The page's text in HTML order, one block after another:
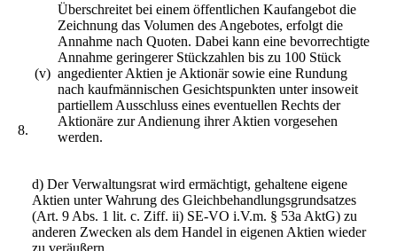
8.
(v)
Überschreitet bei einem öffentlichen Kaufangebot die
Zeichnung das Volumen des Angebotes, erfolgt die
Annahme nach Quoten. Dabei kann eine bevorrechtigte
Annahme geringerer Stückzahlen bis zu 100 Stück
angedienter Aktien je Aktionär sowie eine Rundung
nach kaufmännischen Gesichtspunkten unter insoweit
partiellem Ausschluss eines eventuellen Rechts der
Aktionäre zur Andienung ihrer Aktien vorgesehen
werden.
d) Der Verwaltungsrat wird ermächtigt, gehaltene eigene
Aktien unter Wahrung des Gleichbehandlungsgrundsatzes
(Art. 9 Abs. 1 lit. c. Ziff. ii) SE-VO i.V.m. § 53a AktG) zu
anderen Zwecken als dem Handel in eigenen Aktien wieder
zu veräußern.